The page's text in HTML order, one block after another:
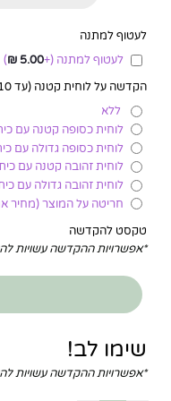
לעטוף למתנה
לעטוף למתנה(+
5.00
₪
)
הקדשה על לוחית קטנה (עד 10 מילים) / גדולה (מעל 10 מילים)
ללא
לוחית כסופה קטנה עם
לוחית כסופה גדולה עם
לוחית זהובה קטנה עם
לוחית זהובה גדולה עם
חריטה על המוצר (מחיר אחיד
טקסט להקדשה
*אפשרויות ההקדשה עשויות
שימו לב!
*אפשרויות ההקדשה עשויות